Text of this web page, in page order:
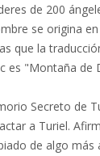
de 200
se origina
que la
es "Montaña
Secreto de
a Turiel.
de algo